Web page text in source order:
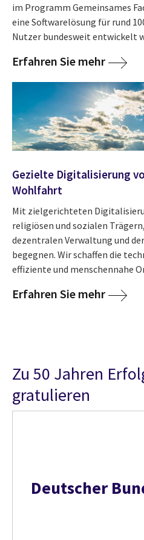
im Programm Gemeinsames
eine Softwarelösung für rund
Nutzer bundesweit entwickelt
Erfahren Sie mehr
Gezielte Digitalisierung
Wohlfahrt
Mit zielgerichteten
religiösen und sozialen
dezentralen Verwaltung und
begegnen. Wir schaffen die
effiziente und menschennahe
Erfahren Sie mehr
Zu 50 Jahren
gratulieren
Deutscher